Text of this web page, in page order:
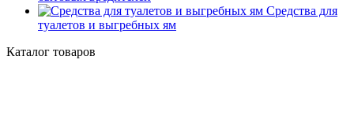
Средства для
туалетов и выгребных ям
Каталог товаров